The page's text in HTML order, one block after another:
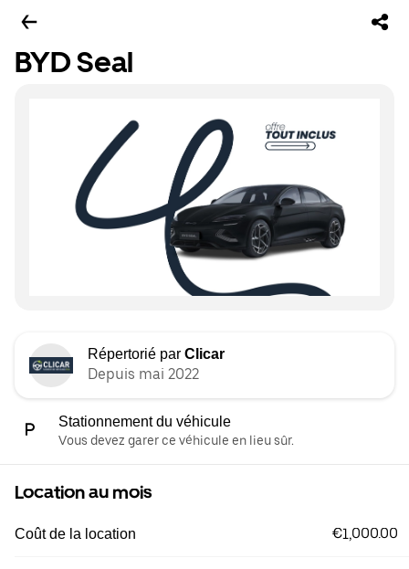
BYD Seal
Répertorié par Clicar
Depuis mai 2022
Stationnement du véhicule
Vous devez garer ce véhicule en lieu sûr.
Location au mois
Coût de la location €1,000.00